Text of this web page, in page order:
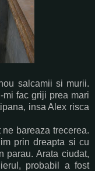
salcamii si murii.
mi fac griji prea mari
insa Alex risca
bareaza trecerea.
prin dreapta si cu
parau. Arata ciudat,
probabil a fost